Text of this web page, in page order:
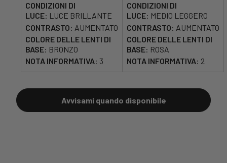
CONDIZIONI DI
LUCE: LUCE BRILLANTE
CONTRASTO: AUMENTATO
COLORE DELLE LENTI DI
BASE: BRONZO
NOTA INFORMATIVA: 3
CONDIZIONI DI
LUCE: MEDIO LEGGERO
CONTRASTO: AUMENTATO
COLORE DELLE LENTI DI
BASE: ROSA
NOTA INFORMATIVA: 2
Avvisami quando disponibile